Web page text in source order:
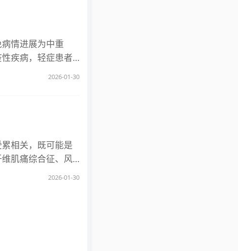
胀。 出现此类情
因。治疗期间需
，降低慢性并发
现胸膜炎症，也
差异，轻度增厚
组织，影响肺通
厚还可能伴随胸
斑狼疮患者出现双
增厚程度与是否
诱因并对症治疗
糖尿病肾病等慢
键，若在肌酐11
毒性物质等针对
，肾功能会持续
会进一步加重肾
外，长期熬夜、
谢负担，缩短进
需结合估算肾小
L同时伴随大量尿
肌酐轻度升高，
情进展为中重
疾病，轻症患者
的对症支持与免
主。对于仅存在
湿，避免干燥环
长期维持的重要
可选用人工泪
药物，避免盲目
2026-01-30
相关，既可能是
肌痛综合征、风
维肌痛综合征 纤
2026-01-30